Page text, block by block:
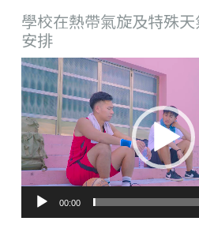
學校在熱帶氣旋及特殊
安排
視
訊
播
放
器
00:00